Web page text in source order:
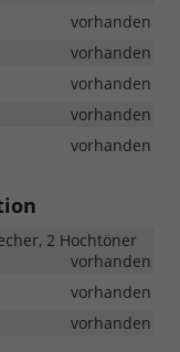
vorhanden
vorhanden
vorhanden
vorhanden
vorhanden
2 Hochtöner
vorhanden
vorhanden
vorhanden